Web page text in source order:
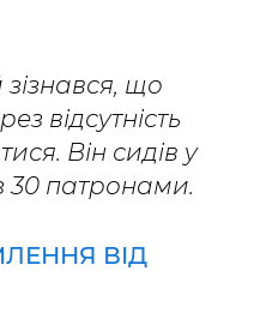
що
відсутність
Він сидів у
30 патронами.
ВІД